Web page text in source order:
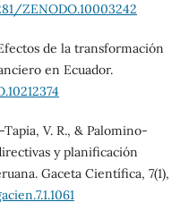
ZENODO.10003242
de la transformación
en Ecuador.
V. R., & Palomino-
y planificación
Gaceta Científica, 7(1),